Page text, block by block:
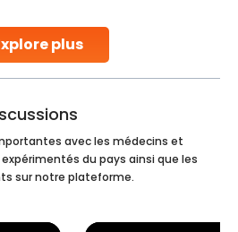
plus
the
avec les médecins et
du pays ainsi que les
sur notre plateforme.